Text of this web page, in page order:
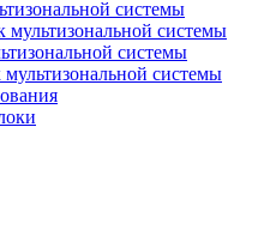
системы
системы
системы
системы